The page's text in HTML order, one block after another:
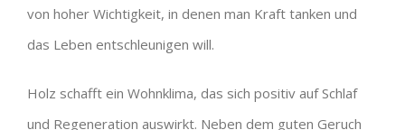
von hoher Wichtigkeit, in denen man Kraft tanken und
das Leben entschleunigen will.
Holz schafft ein Wohnklima, das sich positiv auf Schlaf
und Regeneration auswirkt. Neben dem guten Geruch